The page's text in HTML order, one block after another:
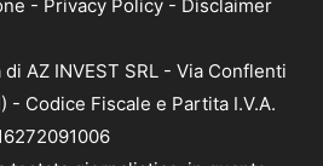
- Privacy Policy - Disclaimer
AZ INVEST SRL - Via Conflenti
- Codice Fiscale e Partita I.V.A.